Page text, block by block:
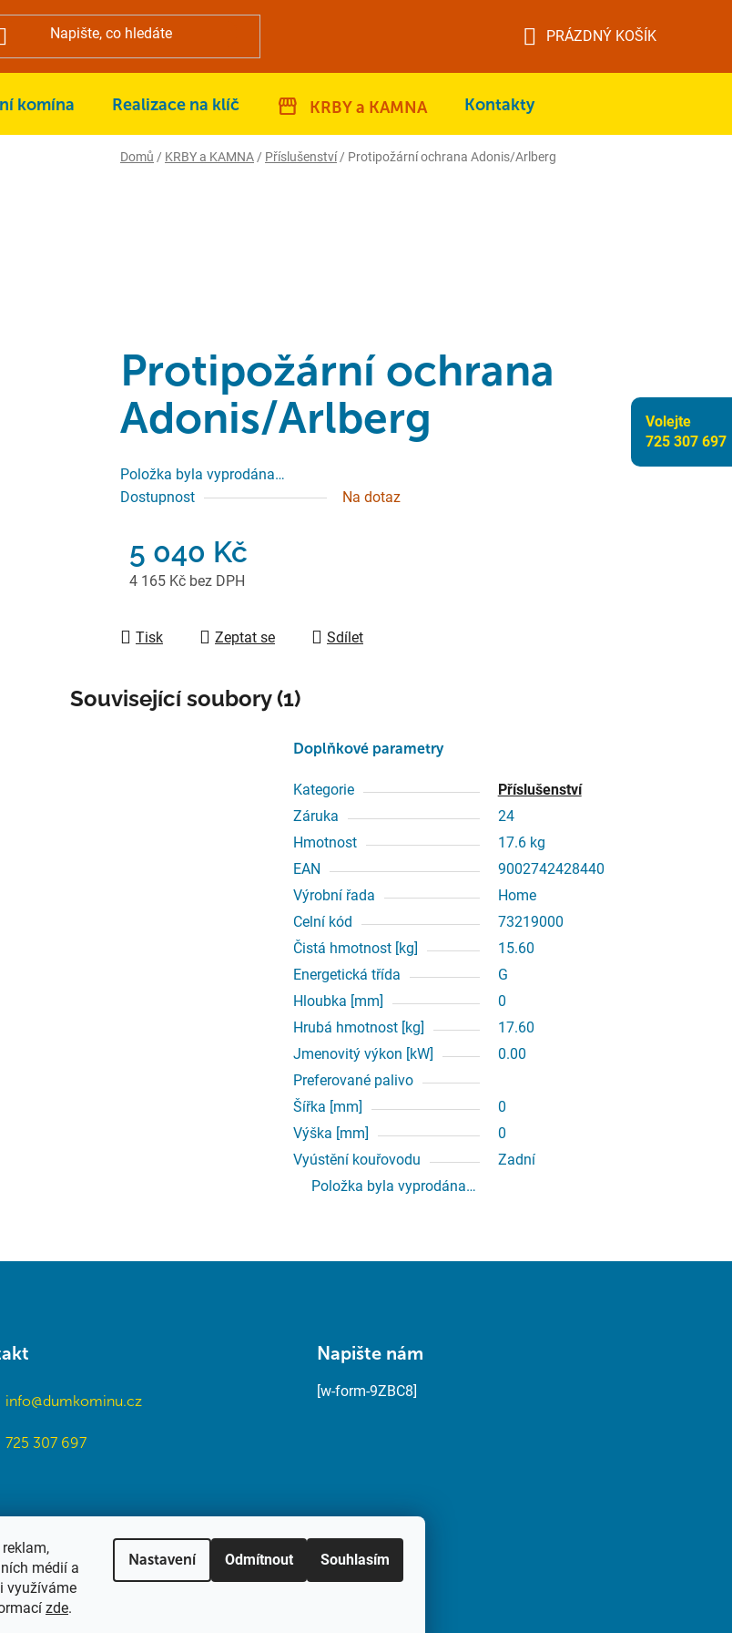
Volejte
725 307 697
médií a
využíváme
zde.
Nastavení Odmítnout Souhlasím
KOŠÍK
PRÁZDNÝ KOŠÍK
komína Realizace na klíč KRBY a KAMNA Kontakty
Domů / KRBY a KAMNA / Příslušenství / Protipožární ochrana Adonis/Arlberg
Protipožární ochrana
Adonis/Arlberg
Položka byla vyprodána…
Dostupnost
Na dotaz
5 040 Kč
4 165 Kč bez DPH
Tisk
Zeptat se Sdílet
Související soubory (1)
Doplňkové parametry
Kategorie
Příslušenství
Záruka
24
Hmotnost
17.6 kg
EAN
9002742428440
Výrobní řada
Home
Celní kód
73219000
Čistá hmotnost [kg]
15.60
Energetická třída
G
Hloubka [mm]
0
Hrubá hmotnost [kg]
17.60
Jmenovitý výkon [kW]
0.00
Preferované palivo
Šířka [mm]
0
Výška [mm]
0
Vyústění kouřovodu
Zadní
Položka byla vyprodána…
info@dumkominu.cz
725 307 697
Napište nám
[w-form-9ZBC8]